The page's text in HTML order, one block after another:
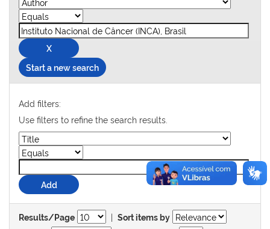
Start a new search
Add filters:
Use filters to refine the search results.
Results/Page | Sort items by